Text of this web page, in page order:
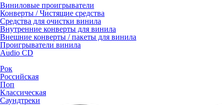
Виниловые проигрыватели
Конверты / Чистящие средства
Средства для очистки винила
Внутренние конверты для винила
Внешние конверты / пакеты для винила
Проигрыватели винила
Audio CD
Рок
Российская
Поп
Классическая
Саундтреки